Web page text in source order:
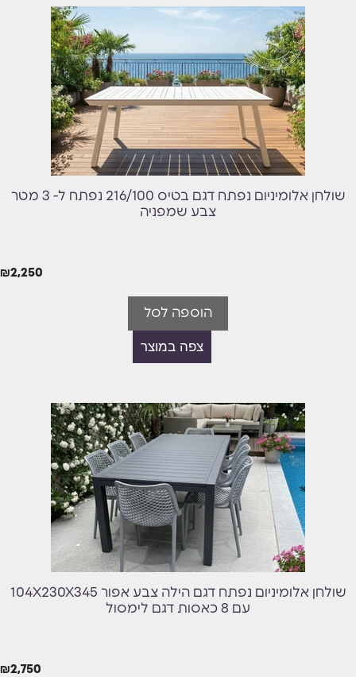
שולחן אלומיניום נפתח דגם בטיס 216/100 נפתח ל- 3 מטר
צבע שמפניה
₪2,250
הוספה לסל
צפה במוצר
שולחן אלומיניום נפתח דגם הילה צבע אפור 104X230X345
עם 8 כאסות דגם לימסול
₪2,750